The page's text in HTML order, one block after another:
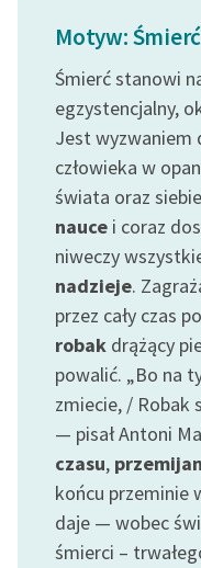
O nas
Kontakt
O projekcie
Zespół
Zasady wykorzystania
Wolnych Lektur
Logotypy
Materiały promocyjne
Polityka prywatności
Regulamin biblioteki
Dane fundacji i
sprawozdania
Motyw: Śmierć
Śmierć stanowi
egzystencjalny,
Jest wyzwaniem
człowieka w
świata oraz
nauce i coraz
niweczy
nadzieje.
przez cały czas
robak drążący
powalić. „Bo na
zmiecie, / Robak
— pisał Antoni
czasu,
końcu przeminie
daje — wobec
śmierci –